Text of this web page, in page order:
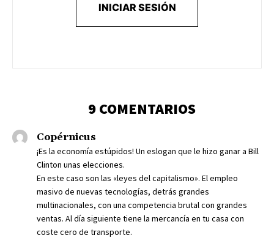
INICIAR SESIÓN
9 COMENTARIOS
Copérnicus
¡Es la economía estúpidos! Un eslogan que le hizo ganar a Bill
Clinton unas elecciones.
En este caso son las «leyes del capitalismo». El empleo
masivo de nuevas tecnologías, detrás grandes
multinacionales, con una competencia brutal con grandes
ventas. Al día siguiente tiene la mercancía en tu casa con
coste cero de transporte.